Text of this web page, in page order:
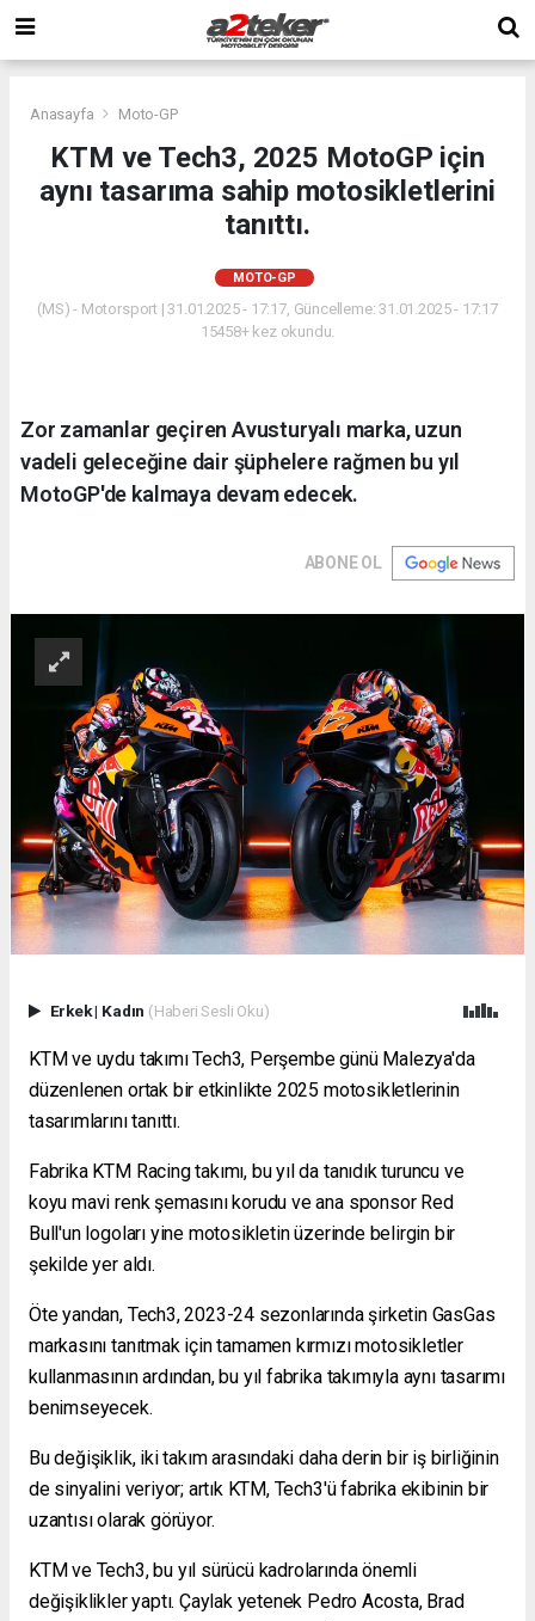
Anasayfa Moto-GP
KTM ve Tech3, 2025 MotoGP için
aynı tasarıma sahip motosikletlerini
tanıttı.
MOTO-GP
(MS) - Motorsport | 31.01.2025 - 17:17, Güncelleme: 31.01.2025 - 17:17
15458+ kez okundu.
Zor zamanlar geçiren Avusturyalı marka, uzun
vadeli geleceğine dair şüphelere rağmen bu yıl
MotoGP'de kalmaya devam edecek.
ABONE OL
Erkek| Kadın (Haberi Sesli Oku)
KTM ve uydu takımı Tech3, Perşembe günü Malezya'da
düzenlenen ortak bir etkinlikte 2025 motosikletlerinin
tasarımlarını tanıttı.
Fabrika KTM Racing takımı, bu yıl da tanıdık turuncu ve
koyu mavi renk şemasını korudu ve ana sponsor Red
Bull'un logoları yine motosikletin üzerinde belirgin bir
şekilde yer aldı.
Öte yandan, Tech3, 2023-24 sezonlarında şirketin GasGas
markasını tanıtmak için tamamen kırmızı motosikletler
kullanmasının ardından, bu yıl fabrika takımıyla aynı tasarımı
benimseyecek.
Bu değişiklik, iki takım arasındaki daha derin bir iş birliğinin
de sinyalini veriyor; artık KTM, Tech3'ü fabrika ekibinin bir
uzantısı olarak görüyor.
KTM ve Tech3, bu yıl sürücü kadrolarında önemli
değişiklikler yaptı. Çaylak yetenek Pedro Acosta, Brad